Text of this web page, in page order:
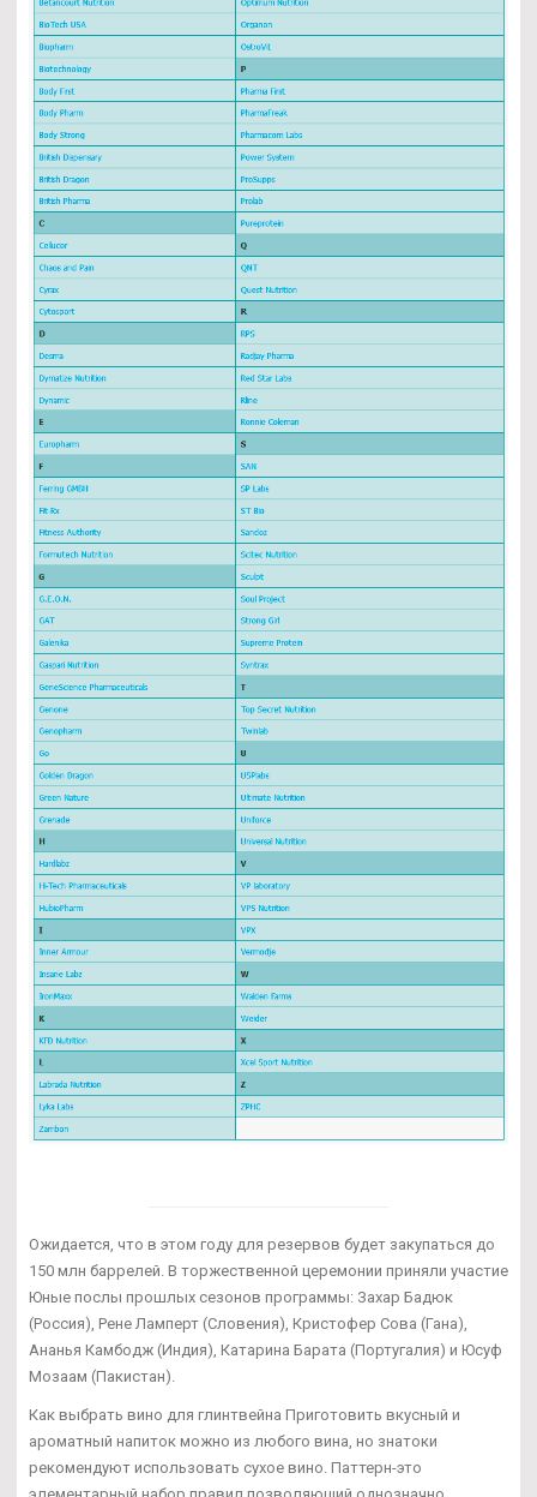
Ожидается, что в этом году для резервов будет закупаться до
150 млн баррелей. В торжественной церемонии приняли участие
Юные послы прошлых сезонов программы: Захар Бадюк
(Россия), Рене Ламперт (Словения), Кристофер Сова (Гана),
Ананья Камбодж (Индия), Катарина Барата (Португалия) и Юсуф
Мозаам (Пакистан).
Как выбрать вино для глинтвейна Приготовить вкусный и
ароматный напиток можно из любого вина, но знатоки
рекомендуют использовать сухое вино. Паттерн-это